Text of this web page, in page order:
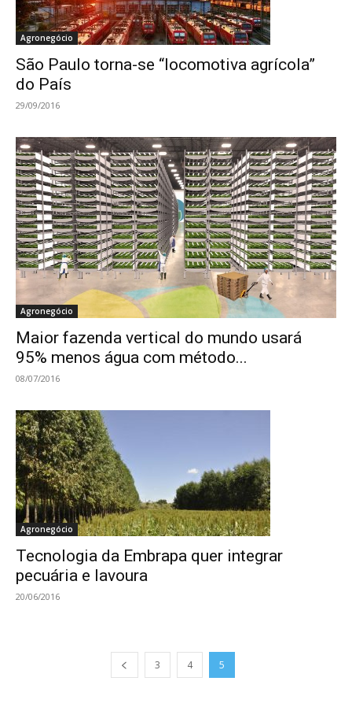
Agronegócio
São Paulo torna-se “locomotiva agrícola”
do País
29/09/2016
Agronegócio
Maior fazenda vertical do mundo usará
95% menos água com método...
08/07/2016
Agronegócio
Tecnologia da Embrapa quer integrar
pecuária e lavoura
20/06/2016
3 4 5